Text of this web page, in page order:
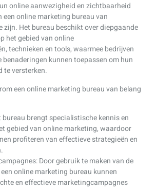
online aanwezigheid en zichtbaarheid
een online marketing bureau van
zijn. Het bureau beschikt over diepgaande
het gebied van online
technieken en tools, waarmee bedrijven
benaderingen kunnen toepassen om hun
te versterken.
een online marketing bureau van belang
bureau brengt specialistische kennis en
gebied van online marketing, waardoor
profiteren van effectieve strategieën en
Door gebruik te maken van de
online marketing bureau kunnen
en effectieve marketingcampagnes